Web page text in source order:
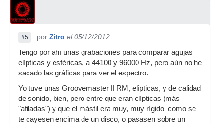
#5 por Zitro el 05/12/2012
Tengo por ahí unas grabaciones para comparar agujas
elípticas y esféricas, a 44100 y 96000 Hz, pero aún no he
sacado las gráficas para ver el espectro.
Yo tuve unas Groovemaster II RM, elípticas, y de calidad
de sonido, bien, pero entre que eran elípticas (más
"afiladas") y que el mástil era muy, muy rígido, como se
te cayesen encima de un disco, o pasasen sobre un